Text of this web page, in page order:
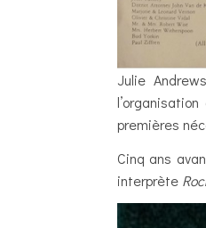
Julie
premières
Cinq ans
interprète